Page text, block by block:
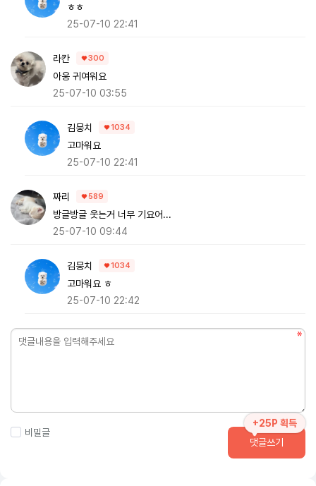
ㅎㅎ
25-07-10 22:41
라칸 300
아웅 귀여워요
25-07-10 03:55
김뭉치 1034
고마워요
25-07-10 22:41
짜리 589
방글방글 웃는거 너무 기요어...
25-07-10 09:44
김뭉치 1034
고마워요 ㅎ
25-07-10 22:42
비밀글
+25P 획득
댓글쓰기